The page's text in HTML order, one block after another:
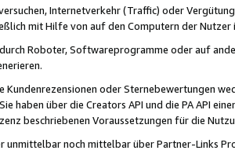
Internetverkehr (Traffic) oder
mit Hilfe von auf den Computern der
Roboter, Softwareprogramme oder auf
Kundenrezensionen oder Sternebewertungen
haben über die Creators API und die PA API
beschriebenen Voraussetzungen für die
unmittelbar noch mittelbar über Partner-Links